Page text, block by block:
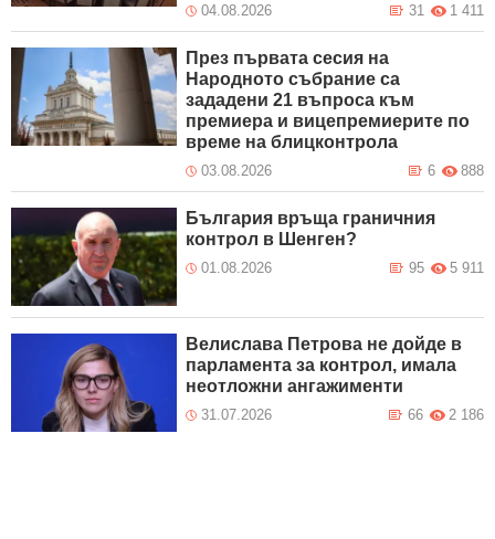
04.08.2026 1 411
31
През първата сесия на
Народното събрание са
зададени 21 въпроса към
премиера и вицепремиерите по
време на блицконтрола
03.08.2026 888
6
България връща граничния
контрол в Шенген?
01.08.2026 5 911
95
Велислава Петрова не дойде в
парламента за контрол, имала
неотложни ангажименти
31.07.2026 2 186
66